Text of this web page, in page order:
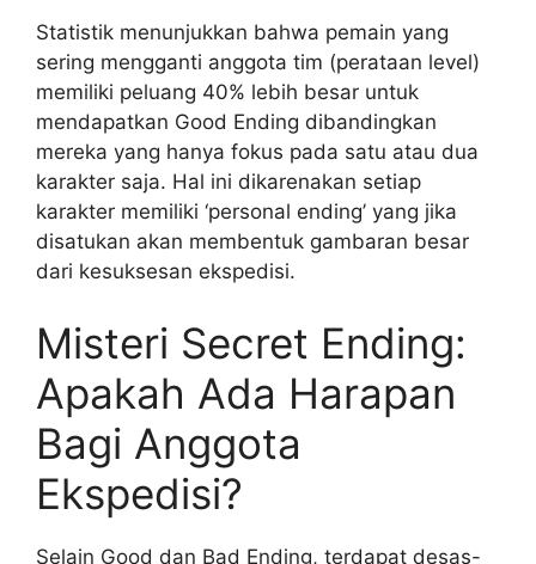
Statistik menunjukkan bahwa pemain yang
sering mengganti anggota tim (perataan level)
memiliki peluang 40% lebih besar untuk
mendapatkan Good Ending dibandingkan
mereka yang hanya fokus pada satu atau dua
karakter saja. Hal ini dikarenakan setiap
karakter memiliki ‘personal ending’ yang jika
disatukan akan membentuk gambaran besar
dari kesuksesan ekspedisi.
Misteri Secret Ending:
Apakah Ada Harapan
Bagi Anggota
Ekspedisi?
Selain Good dan Bad Ending, terdapat desas-